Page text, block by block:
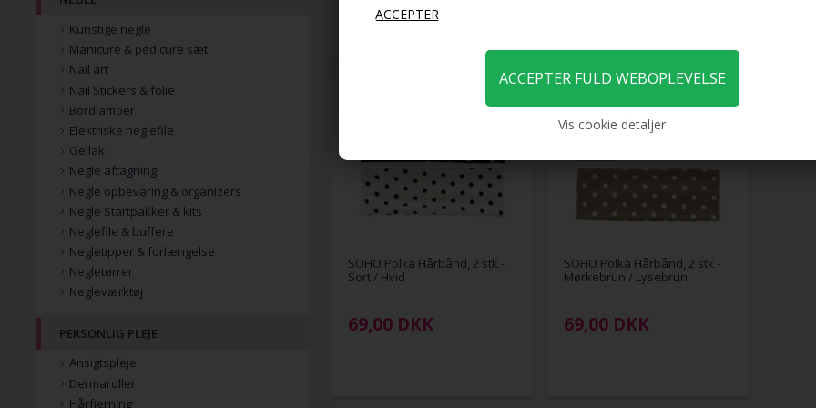
Vis cookie detaljer
SOHO Polka Hårbånd, 2 stk -
Sort / Hvid
69,00 DKK
SOHO Polka Hårbånd, 2 stk -
Mørkebrun / Lysebrun
69,00 DKK
Kunstige negle
Manicure & pedicure sæt
Nail art
Nail Stickers & folie
Bordlamper
Elektriske neglefile
Gellak
Negle aftagning
Negle opbevaring & organizers
Negle Startpakker & kits
Neglefile & buffere
Negletipper & forlængelse
Negletørrer
Negleværktøj
PERSONLIG PLEJE
Ansigtspleje
Dermaroller
Hårfjerning